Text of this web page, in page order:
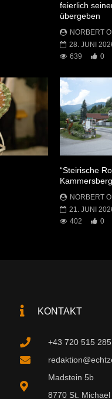
feierlich
übergeben
NORBERT
28. JUNI
639
0
“Steirische
Kammersberg
NORBERT
21. JUNI
402
0
KONTAKT
+43 720 515 285
Madstein 5b
8770 St. Michael